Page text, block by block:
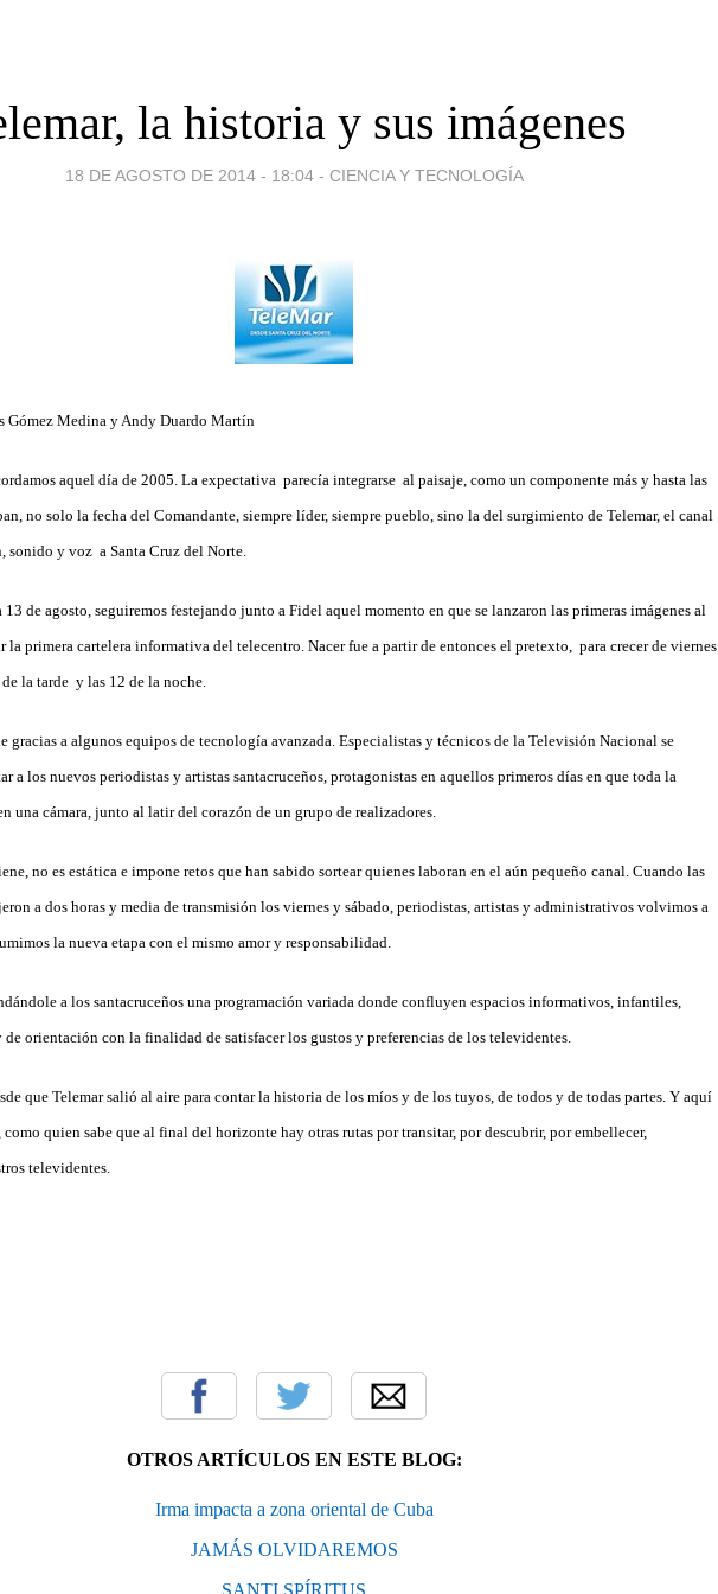
la historia y sus imágenes
18 DE AGOSTO DE 2014 - 18:04 - CIENCIA Y TECNOLOGÍA
Gómez Medina y Andy Duardo Martín
aquel día de 2005. La expectativa parecía integrarse al paisaje, como un componente más y hasta las
no solo la fecha del Comandante, siempre líder, siempre pueblo, sino la del surgimiento de Telemar, el canal
sonido y voz a Santa Cruz del Norte.
13 de agosto, seguiremos festejando junto a Fidel aquel momento en que se lanzaron las primeras imágenes al
la primera cartelera informativa del telecentro. Nacer fue a partir de entonces el pretexto, para crecer de viernes
la tarde y las 12 de la noche.
gracias a algunos equipos de tecnología avanzada. Especialistas y técnicos de la Televisión Nacional se
a los nuevos periodistas y artistas santacruceños, protagonistas en aquellos primeros días en que toda la
una cámara, junto al latir del corazón de un grupo de realizadores.
no es estática e impone retos que han sabido sortear quienes laboran en el aún pequeño canal. Cuando las
a dos horas y media de transmisión los viernes y sábado, periodistas, artistas y administrativos volvimos a
la nueva etapa con el mismo amor y responsabilidad.
a los santacruceños una programación variada donde confluyen espacios informativos, infantiles,
orientación con la finalidad de satisfacer los gustos y preferencias de los televidentes.
que Telemar salió al aire para contar la historia de los míos y de los tuyos, de todos y de todas partes. Y aquí
quien sabe que al final del horizonte hay otras rutas por transitar, por descubrir, por embellecer,
televidentes.
OTROS ARTÍCULOS EN ESTE BLOG:
Irma impacta a zona oriental de Cuba
JAMÁS OLVIDAREMOS
SANTI SPÍRITUS